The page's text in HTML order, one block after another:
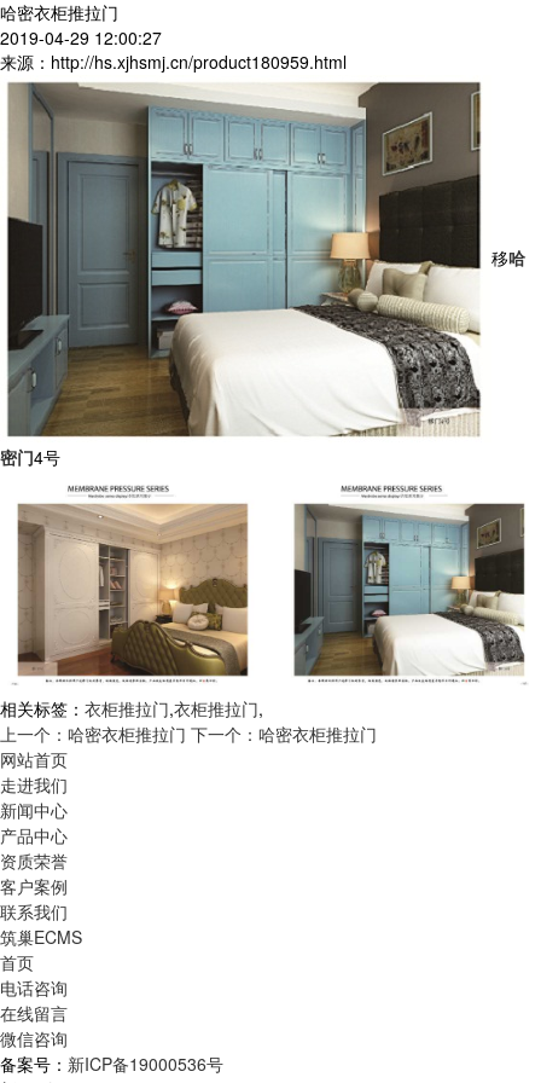
哈密衣柜推拉门
2019-04-29 12:00:27
来源：http://hs.xjhsmj.cn/product180959.html
移哈
密门4号
相关标签： 衣柜推拉门,衣柜推拉门,
上一个：哈密衣柜推拉门 下一个：哈密衣柜推拉门
网站首页
走进我们
新闻中心
产品中心
资质荣誉
客户案例
联系我们
筑巢ECMS
首页
电话咨询
在线留言
微信咨询
备案号： 新ICP备19000536号